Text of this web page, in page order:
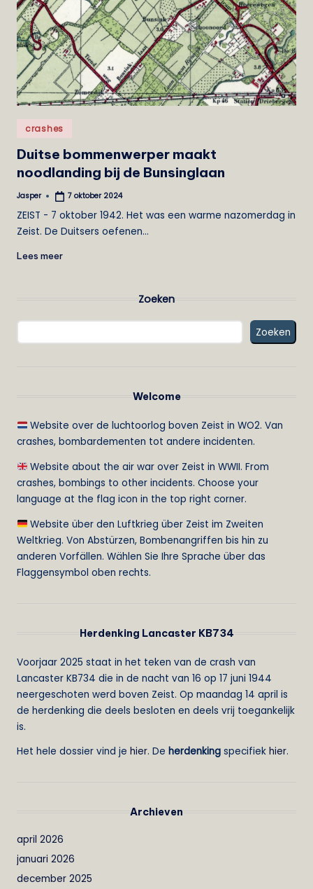
Geplaatst
crashes
Duitse bommenwerper maakt
noodlanding bij de Bunsinglaan
Geplaatst
Jasper 7 oktober 2024
ZEIST - 7 oktober 1942. Het was een warme nazomerdag in
Zeist. De Duitsers oefenen…
Lees meer
Zoeken
Zoeken
Welcome
Website over de luchtoorlog boven Zeist in WO2. Van
crashes, bombardementen tot andere incidenten.
Website about the air war over Zeist in WWII. From
crashes, bombings to other incidents. Choose your
language at the flag icon in the top right corner.
Website über den Luftkrieg über Zeist im Zweiten
Weltkrieg. Von Abstürzen, Bombenangriffen bis hin zu
anderen Vorfällen. Wählen Sie Ihre Sprache über das
Flaggensymbol oben rechts.
Herdenking Lancaster KB734
Voorjaar 2025 staat in het teken van de crash van
Lancaster KB734 die in de nacht van 16 op 17 juni 1944
neergeschoten werd boven Zeist. Op maandag 14 april is
de herdenking die deels besloten en deels vrij toegankelijk
is.
Het hele dossier vind je hier. De herdenking specifiek hier.
Archieven
april 2026
januari 2026
december 2025